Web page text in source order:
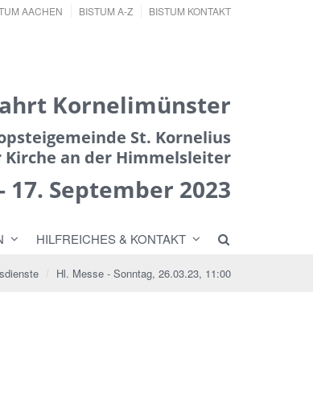
AACHEN BISTUM A-Z BISTUM KONTAKT
Kornelimünster
St. Kornelius
Kirche an der Himmelsleiter
17. September 2023
HILFREICHES & KONTAKT
Hl. Messe - Sonntag, 26.03.23, 11:00